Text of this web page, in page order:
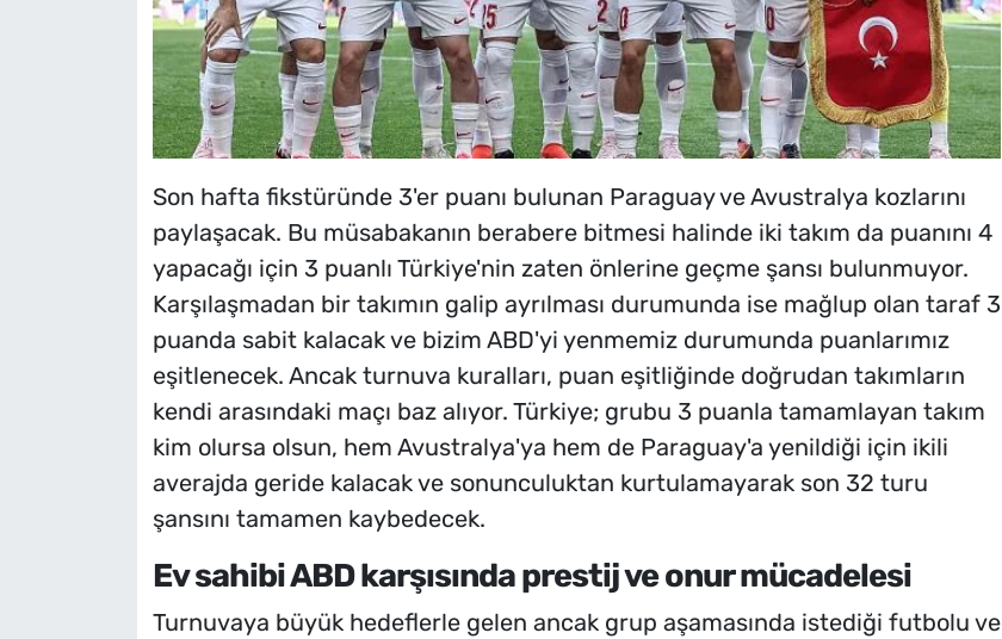
Son hafta fikstüründe 3'er puanı bulunan Paraguay ve Avustralya kozlarını
paylaşacak. Bu müsabakanın berabere bitmesi halinde iki takım da puanını 4
yapacağı için 3 puanlı Türkiye'nin zaten önlerine geçme şansı bulunmuyor.
Karşılaşmadan bir takımın galip ayrılması durumunda ise mağlup olan taraf 3
puanda sabit kalacak ve bizim ABD'yi yenmemiz durumunda puanlarımız
eşitlenecek. Ancak turnuva kuralları, puan eşitliğinde doğrudan takımların
kendi arasındaki maçı baz alıyor. Türkiye; grubu 3 puanla tamamlayan takım
kim olursa olsun, hem Avustralya'ya hem de Paraguay'a yenildiği için ikili
averajda geride kalacak ve sonunculuktan kurtulamayarak son 32 turu
şansını tamamen kaybedecek.
Ev sahibi ABD karşısında prestij ve onur mücadelesi
Turnuvaya büyük hedeflerle gelen ancak grup aşamasında istediği futbolu ve